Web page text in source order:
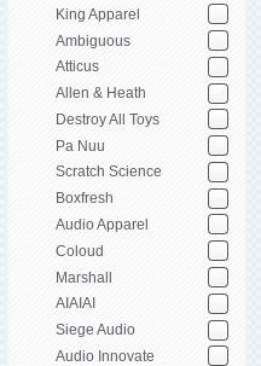
King Apparel
Ambiguous
Atticus
Allen & Heath
Destroy All Toys
Pa Nuu
Scratch Science
Boxfresh
Audio Apparel
Coloud
Marshall
AIAIAI
Siege Audio
Audio Innovate